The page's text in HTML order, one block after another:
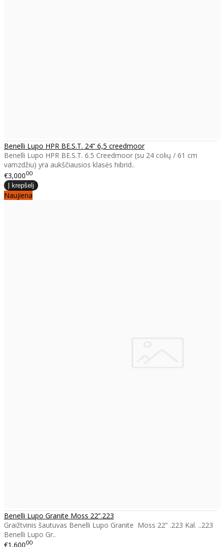
Benelli Lupo HPR BE.S.T. 24” 6,5 creedmoor
Benelli Lupo HPR BE.S.T. 6.5 Creedmoor (su 24 colių / 61 cm
vamzdžiu) yra aukščiausios klasės hibrid..
€3,00000
Naujiena
Benelli Lupo Granite Moss 22”.223
Graižtvinis šautuvas Benelli Lupo Granite Moss 22” .223 Kal. ..223
Benelli Lupo Gr..
€1,60000